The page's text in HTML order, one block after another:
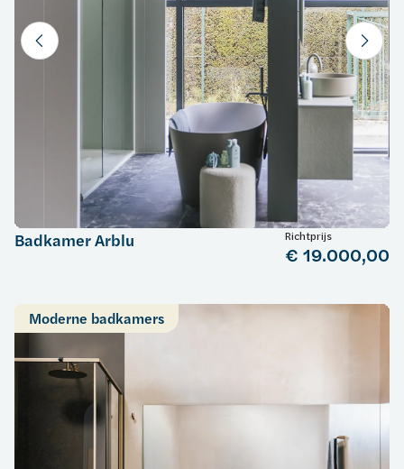
Badkamer Arblu Richtprijs
€ 19.000,00
Moderne badkamers